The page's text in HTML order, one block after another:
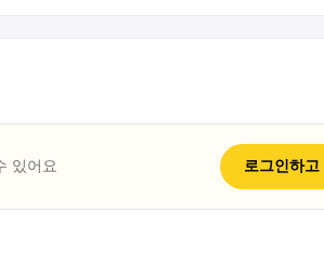
있어요 로그인하고